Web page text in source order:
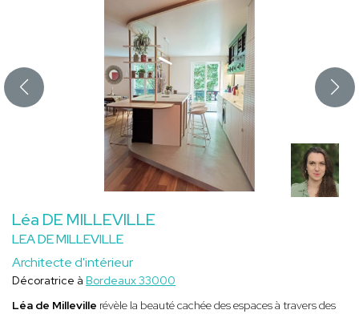
Léa DE MILLEVILLE
LEA DE MILLEVILLE
Architecte d'intérieur
Décoratrice à Bordeaux 33000
Léa de Milleville révèle la beauté cachée des espaces à travers des